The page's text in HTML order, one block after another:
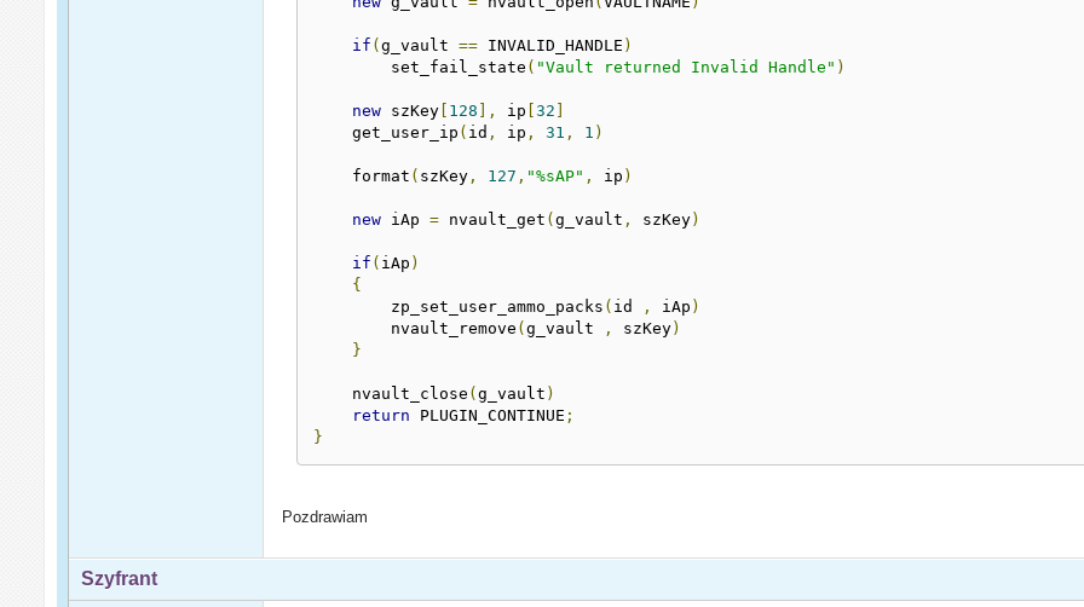
if (g_vault == INVALID_HANDLE )
        set_fail_state
( "Vault returned Invalid Handle" )
new szKey [ 128 ], ip [32 ]
    get_user_ip
( id , ip , 31 , 1 )
    format
( szKey , 127 , "%sAP" , ip )
new iAp = nvault_get (g_vault , szKey)
if ( iAp )
{
        zp_set_user_ammo_packs
( id , iAp )
        nvault_remove
(g_vault , szKey)
}
    nvault_close
(g_vault )
return PLUGIN_CONTINUE ;
}
Pozdrawiam
Szyfrant